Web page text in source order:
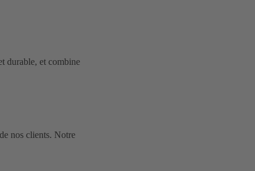
durable, et combine
nos clients. Notre